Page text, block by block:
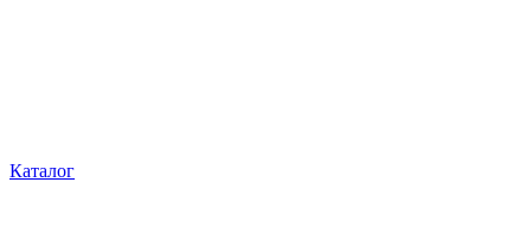
Каталог